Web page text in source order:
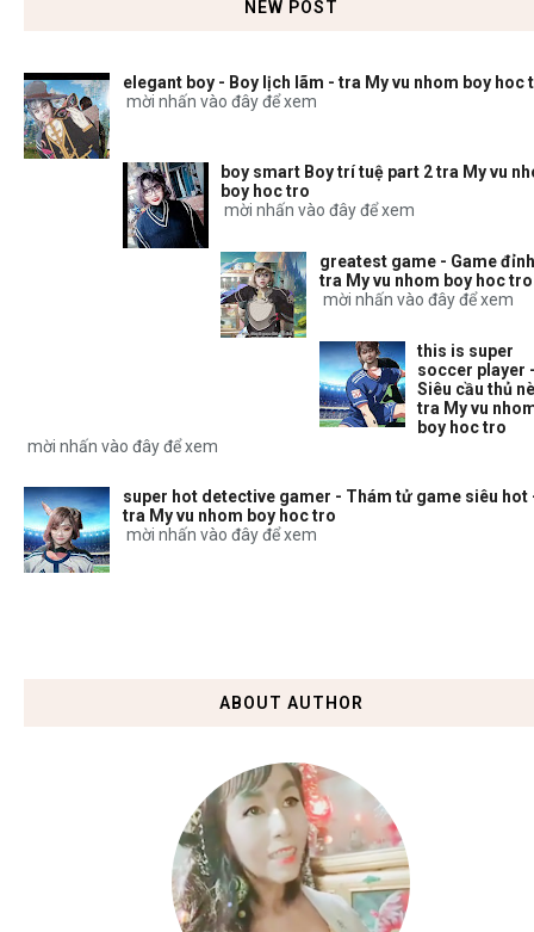
NEW POST
elegant boy - Boy lịch lãm - tra My vu nhom boy hoc
mời nhấn vào đây để xem
boy smart Boy trí tuệ part 2 tra My vu
boy hoc tro
mời nhấn vào đây để xem
greatest game - Game
tra My vu nhom boy hoc tro
mời nhấn vào đây để xem
this is super
soccer player
Siêu cầu thủ
tra My vu
boy hoc tro
mời nhấn vào đây để xem
super hot detective gamer - Thám tử game siêu hot
tra My vu nhom boy hoc tro
mời nhấn vào đây để xem
ABOUT AUTHOR